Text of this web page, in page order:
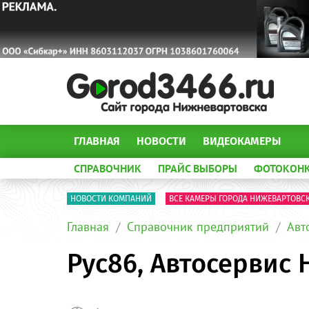
ГЛАВНАЯ НОВОСТИ ВИДЕОКАМЕРЫ
СПРАВОЧНИК ПРАЙС ВЫБОРЫ
НОВОСТИ КОМПАНИЙ ВСЕ КАМЕРЫ ГОРОДА
Главная Справочник предприятий
Рус86,